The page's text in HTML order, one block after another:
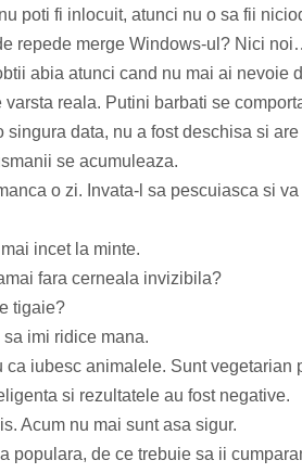
poti fi inlocuit, atunci nu o sa fii
repede merge Windows-ul? Nici
abia atunci cand nu mai ai nevoie
reala. Putini barbati se
singura data, nu a fost deschisa si
se acumuleaza.
o zi. Invata-l sa pescuiasca si
incet la minte.
fara cerneala invizibila?
tigaie?
imi ridice mana.
ca iubesc animalele. Sunt vegetarian
si rezultatele au fost negative.
Acum nu mai sunt asa sigur.
populara, de ce trebuie sa ii